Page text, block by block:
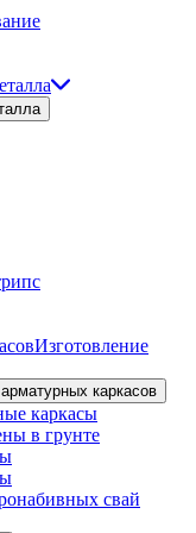
Изготовление
каркасов
каркасы
в грунте
свай